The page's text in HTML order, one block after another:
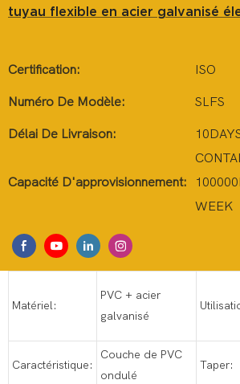
tuyau flexible en acier galvanisé
Certification: ISO
Numéro De Modèle: SLFS
Délai De Livraison:
Capacité D'approvisionnement:
WEEK
Matériel:
PVC + acier
galvanisé
Caractéristique:
Couche de PVC
ondulé
Taper: